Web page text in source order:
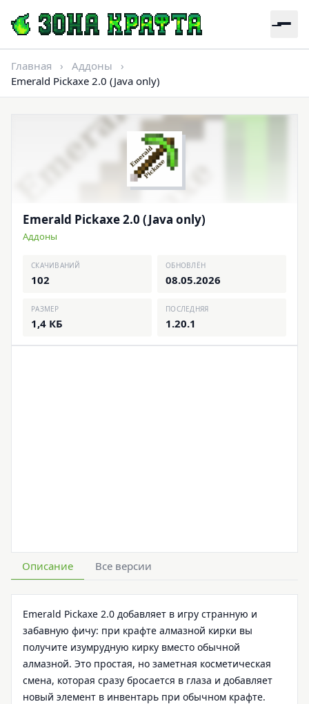
Главная › Аддоны
›
Emerald Pickaxe 2.0 (Java only)
Описание Все версии
Emerald Pickaxe 2.0 добавляет в игру странную и
забавную фичу: при крафте алмазной кирки вы
получите изумрудную кирку вместо обычной
алмазной. Это простая, но заметная косметическая
смена, которая сразу бросается в глаза и добавляет
новый элемент в инвентарь при обычном крафте.
Emerald Pickaxe 2.0 (Java only)
Аддоны
СКАЧИВАНИЙ
102
ОБНОВЛЁН
08.05.2026
РАЗМЕР
1,4 КБ
ПОСЛЕДНЯЯ
1.20.1